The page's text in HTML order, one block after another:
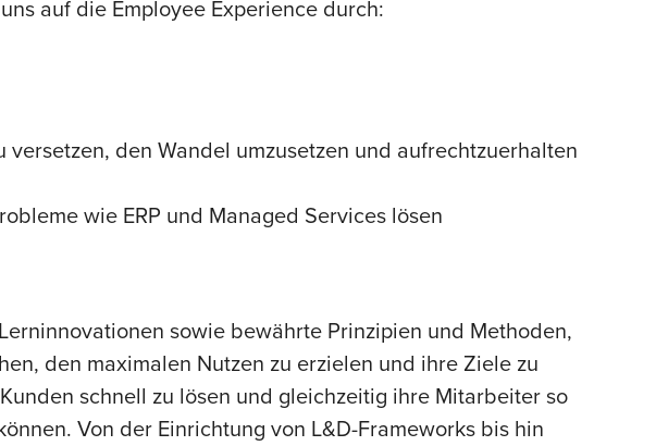
auf die Employee Experience durch:
den Wandel umzusetzen und aufrechtzuerhalten
wie ERP und Managed Services lösen
sowie bewährte Prinzipien und Methoden,
den maximalen Nutzen zu erzielen und ihre Ziele zu
schnell zu lösen und gleichzeitig ihre Mitarbeiter so
Von der Einrichtung von L&D-Frameworks bis hin